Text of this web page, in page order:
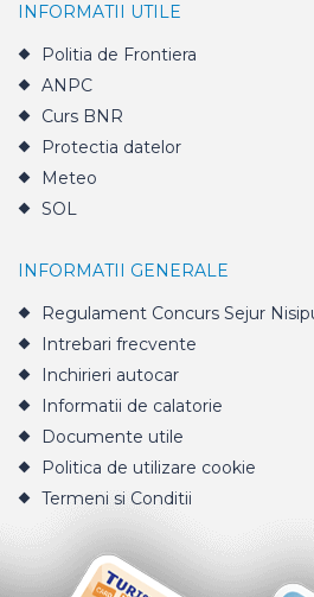
INFORMATII UTILE
Politia de Frontiera
ANPC
Curs BNR
Protectia datelor
Meteo
SOL
INFORMATII GENERALE
Regulament Concurs Sejur
Intrebari frecvente
Inchirieri autocar
Informatii de calatorie
Documente utile
Politica de utilizare cookie
Termeni si Conditii